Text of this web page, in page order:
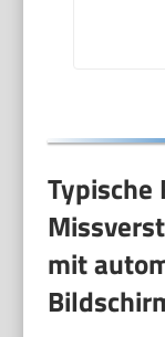
Typische
mit